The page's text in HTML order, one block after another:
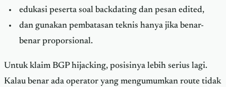
edukasi peserta soal backdating dan pesan edited,
dan gunakan pembatasan teknis hanya jika benar-
benar proporsional.
Untuk klaim BGP hijacking, posisinya lebih serius lagi.
Kalau benar ada operator yang mengumumkan route tidak